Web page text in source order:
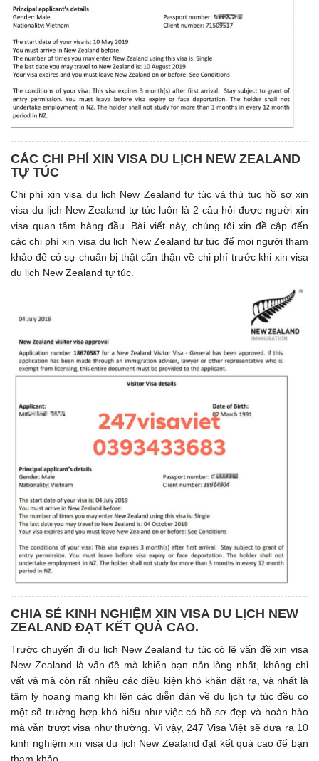
CÁC CHI PHÍ XIN VISA DU LỊCH NEW ZEALAND
TỰ TÚC
Chi phí xin visa du lịch New Zealand tự túc và thủ tục hồ sơ xin
visa du lịch New Zealand tự túc luôn là 2 câu hỏi được người xin
visa quan tâm hàng đầu. Bài viết này, chúng tôi xin đề cập đến
các chi phí xin visa du lịch New Zealand tự túc để mọi người tham
khảo để có sự chuẩn bị thật cẩn thận về chi phí trước khi xin visa
du lịch New Zealand tự túc.
CHIA SẺ KINH NGHIỆM XIN VISA DU LỊCH NEW
ZEALAND ĐẠT KẾT QUẢ CAO.
Trước chuyến đi du lịch New Zealand tự túc có lẽ vấn đề xin visa
New Zealand là vấn đề mà khiến bạn nản lòng nhất, không chỉ
vất vả mà còn rất nhiều các điều kiện khó khăn đặt ra, và nhất là
tâm lý hoang mang khi lên các diễn đàn về du lịch tự túc đều có
một số trường hợp khó hiểu như việc có hồ sơ đẹp và hoàn hảo
mà vẫn trượt visa như thường. Vì vậy, 247 Visa Việt sẽ đưa ra 10
kinh nghiệm xin visa du lịch New Zealand đạt kết quả cao để bạn